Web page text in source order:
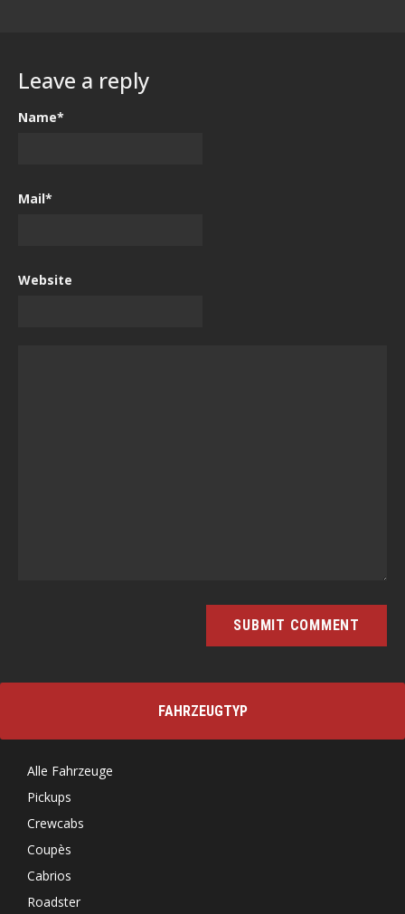
Leave a reply
Name*
Mail*
Website
FAHRZEUGTYP
Alle Fahrzeuge
Pickups
Crewcabs
Coupès
Cabrios
Roadster